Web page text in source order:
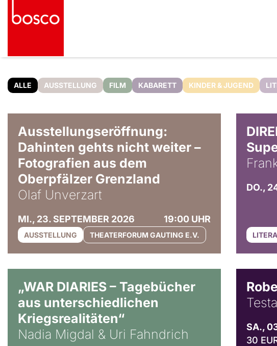
ALLE AUSSTELLUNG FILM KABARETT KINDER & JUGEND
Ausstellungseröffnung:
Dahinten gehts nicht weiter –
Fotografien aus dem
Oberpfälzer Grenzland
Olaf Unverzart
MI., 23. SEPTEMBER 2026 19:00 UHR
AUSSTELLUNG THEATERFORUM GAUTING E.V.
DO.,
„WAR DIARIES – Tagebücher
aus unterschiedlichen
Kriegsrealitäten“
Nadia Migdal & Uri Fahndrich
SA.,
30